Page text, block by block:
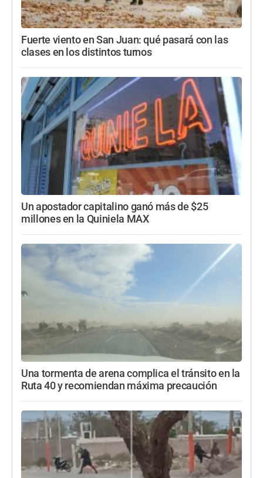
Fuerte viento en San Juan: qué pasará con las
clases en los distintos turnos
Un apostador capitalino ganó más de $25
millones en la Quiniela MAX
Una tormenta de arena complica el tránsito en la
Ruta 40 y recomiendan máxima precaución